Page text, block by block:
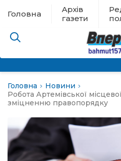
Головна
Архів
газети
евакуації
Головна
Новини
Робота Артемівської
зміцненню правопорядку